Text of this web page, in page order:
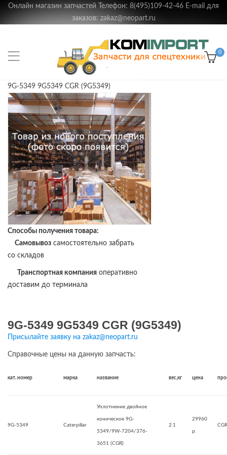
Онлайн магазин запчастей Телефон: 8(495)109-42-46 E-mail для
заказов: zakaz@neopart.ru
0
9G-5349 9G5349 CGR (9G5349)
Способы получения товара:
Самовывоз самостоятельно забрать
со складов
Транспортная компания оперативно
доставим до терминала
9G-5349 9G5349 CGR (9G5349)
Присылайте заявку на zakaz@neopart.ru
Справочные цены на данную запчасть:
кат. номер марка название вес,кг цена
9G-5349 Caterpillar
Уплотнение двойное
коническое 9G-
5349/9W-7204/376-
3651 (CGR)
2.1
29960
р.
CGR